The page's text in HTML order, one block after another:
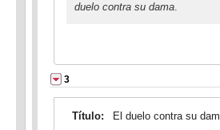
duelo contra su dama.
3
Título: El duelo contra su